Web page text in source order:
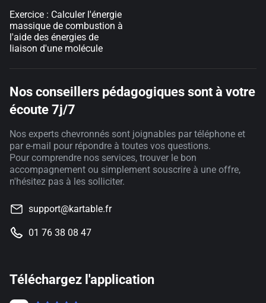
Exercice : Calculer l'énergie
massique de combustion à
l'aide des énergies de
liaison d'une molécule
Nos conseillers pédagogiques sont à votre
écoute 7j/7
Nos experts chevronnés sont joignables par téléphone et
par e-mail pour répondre à toutes vos questions.
Pour comprendre nos services, trouver le bon
accompagnement ou simplement souscrire à une offre,
n'hésitez pas à les solliciter.
support@kartable.fr
01 76 38 08 47
Téléchargez l'application